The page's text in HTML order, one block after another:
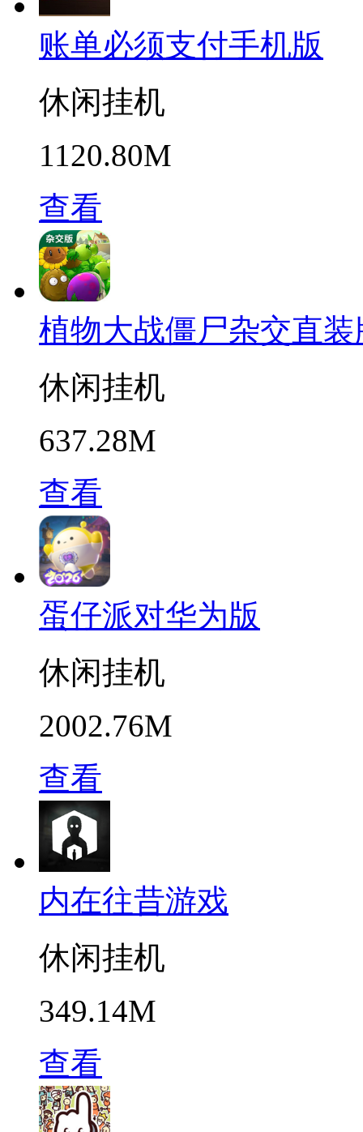
账单必须支付手机版
休闲挂机
1120.80M
查看
植物大战僵尸杂交直装
休闲挂机
637.28M
查看
蛋仔派对华为版
休闲挂机
2002.76M
查看
内在往昔游戏
休闲挂机
349.14M
查看